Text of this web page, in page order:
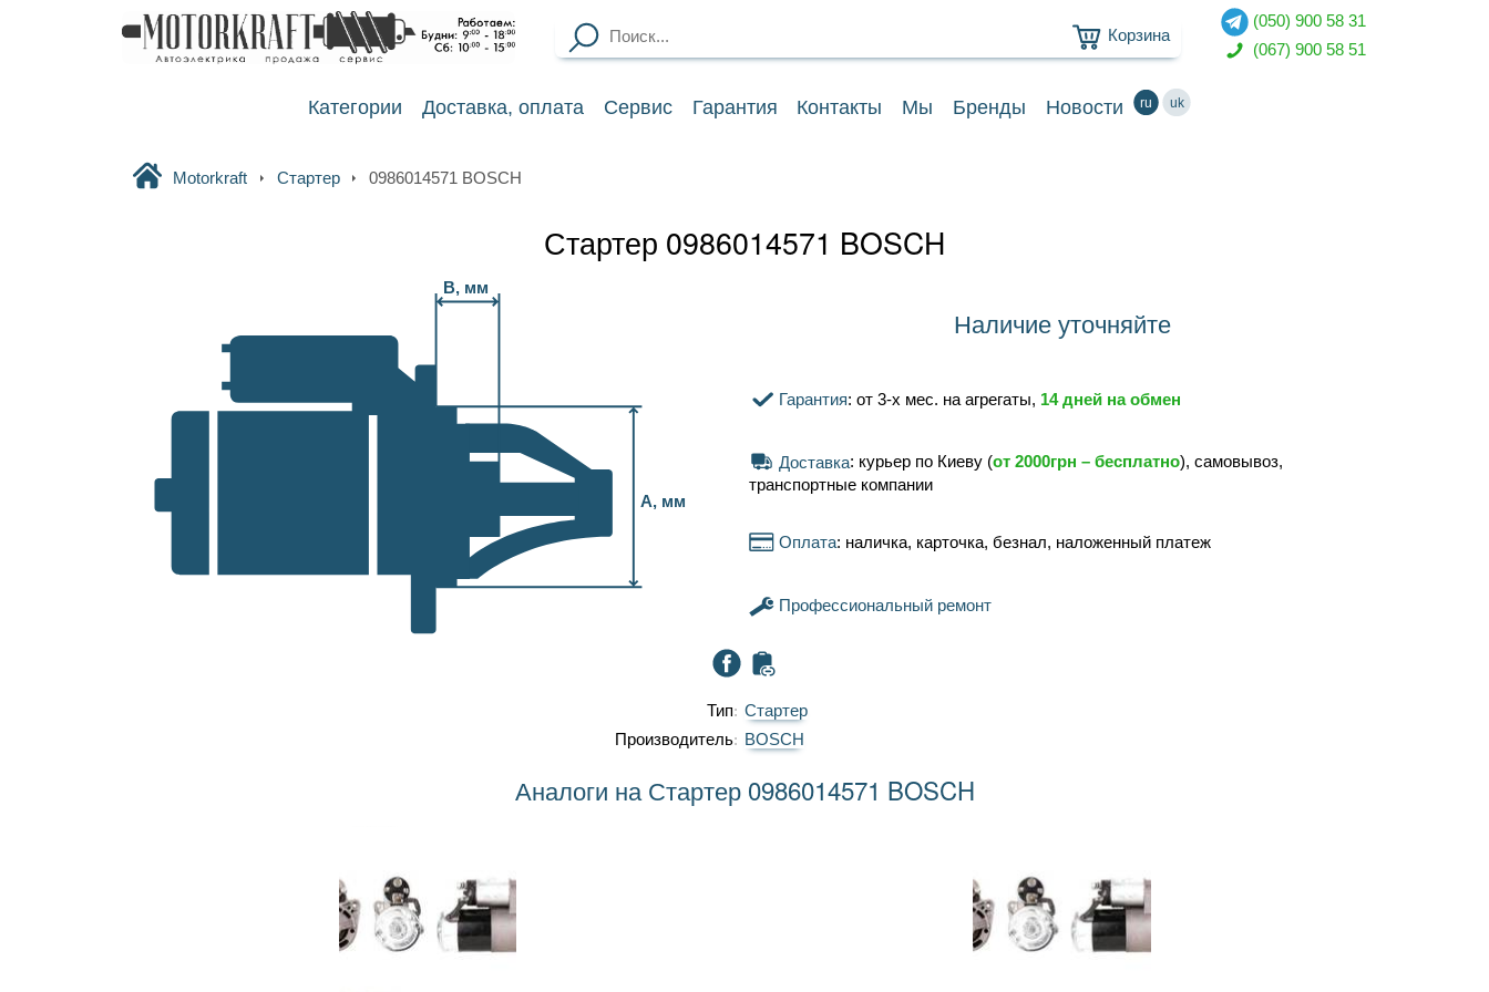
(050) 900 58 31
(067) 900 58 51
Категории Доставка, оплата Сервис Гарантия Контакты Мы Бренды Новости ru uk
Корзина
Motorkraft Стартер 0986014571 BOSCH
Стартер 0986014571 BOSCH
B, мм
A, мм
Наличие уточняйте
Гарантия: от 3-х мес. на агрегаты, 14 дней на обмен
Доставка: курьер по Киеву (от 2000грн – бесплатно), самовывоз,
транспортные компании
Оплата: наличка, карточка, безнал, наложенный платеж
Профессиональный ремонт
Тип
Стартер
Производитель
BOSCH
Аналоги на Стартер 0986014571 BOSCH